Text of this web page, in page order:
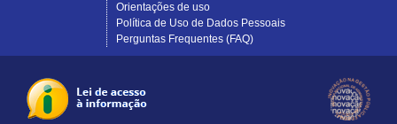
Orientações de uso
Política de Uso de Dados Pessoais
Perguntas Frequentes (FAQ)